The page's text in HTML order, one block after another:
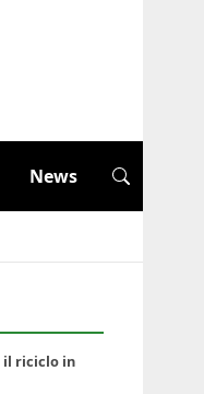
News
il riciclo in